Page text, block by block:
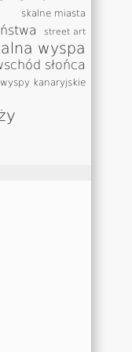
skalne miasta
street art
wyspa
słońca
wyspy kanaryjskie